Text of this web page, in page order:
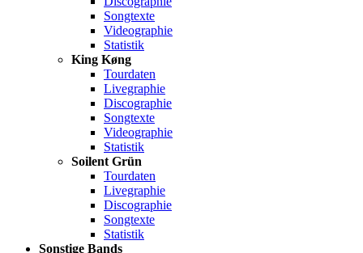
Songtexte
Videographie
Statistik
King Køng
Tourdaten
Livegraphie
Discographie
Songtexte
Videographie
Statistik
Soilent Grün
Tourdaten
Livegraphie
Discographie
Songtexte
Statistik
Sonstige Bands